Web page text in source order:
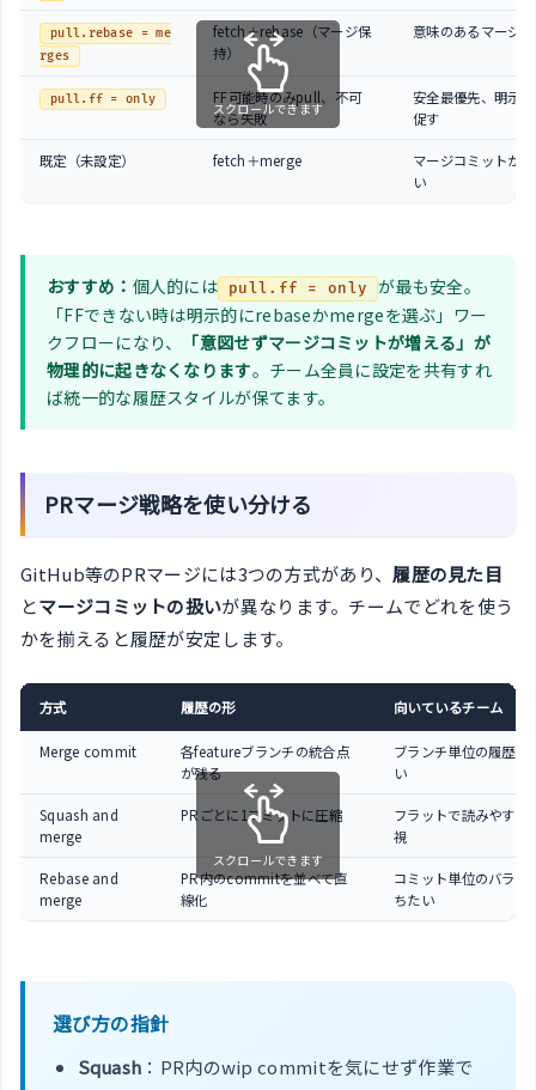
pull.rebase = me
rges
fetch＋rebase（マージ保
持）
意味のあるマージ
pull.ff = only
FF可能時のみpull、不可
なら失敗
安全最優先、明示
促す
既定（未設定） fetch＋merge
マージコミットが
い
スクロールできます
おすすめ： 個人的には pull.ff = only
が最も安全。
「FFできない時は明示的にrebaseかmergeを選ぶ」ワー
クフローになり、
「意図せずマージコミットが増える」が
物理的に起きなくなります。チーム全員に設定を共有すれ
ば統一的な履歴スタイルが保てます。
PRマージ戦略を使い分ける
GitHub等のPRマージには3つの方式があり、履歴の見た目
とマージコミットの扱いが異なります。チームでどれを使う
かを揃えると履歴が安定します。
方式 履歴の形 向いているチーム
Merge commit
各featureブランチの統合点
が残る
ブランチ単位の履歴を
い
Squash and
merge
PRごとに1コミットに圧縮
フラットで読みやすい
視
Rebase and
merge
PR内のcommitを並べて直
線化
コミット単位のバラン
ちたい
スクロールできます
選び方の指針
Squash ：PR内のwip commitを気にせず作業で